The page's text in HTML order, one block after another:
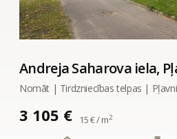
Andreja Saharova iela,
Nomāt | Tirdzniecības telpas |
3 105 € 15 € / m2